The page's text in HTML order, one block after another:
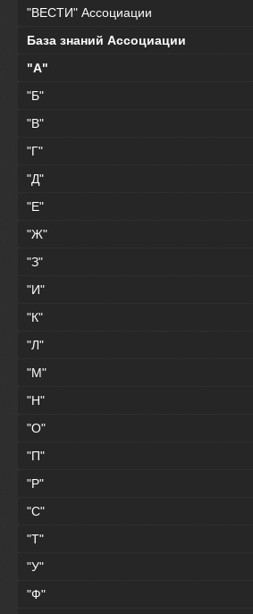
"ВЕСТИ" Ассоциации
База знаний Ассоциации
"А"
"Б"
"В"
"Г"
"Д"
"Е"
"Ж"
"З"
"И"
"К"
"Л"
"М"
"Н"
"О"
"П"
"Р"
"С"
"Т"
"У"
"Ф"